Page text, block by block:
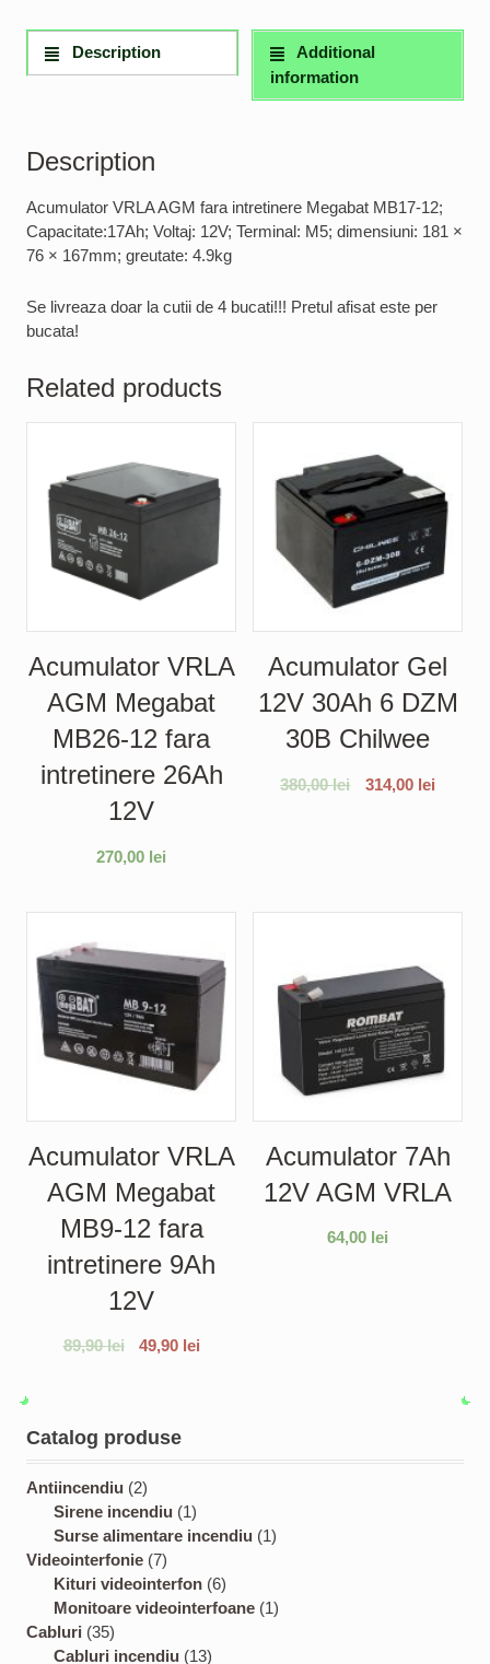
Description
Additional
information
Description
Acumulator VRLA AGM fara intretinere Megabat MB17-12;
Capacitate:17Ah; Voltaj: 12V; Terminal: M5; dimensiuni: 181 ×
76 × 167mm; greutate: 4.9kg
Se livreaza doar la cutii de 4 bucati!!! Pretul afisat este per
bucata!
Related products
Acumulator VRLA
AGM Megabat
MB26-12 fara
intretinere 26Ah
12V
270,00 lei
Acumulator Gel
12V 30Ah 6 DZM
30B Chilwee
380,00lei 314,00 lei
Acumulator VRLA
AGM Megabat
MB9-12 fara
intretinere 9Ah
12V
89,90lei 49,90 lei
Acumulator 7Ah
12V AGM VRLA
64,00 lei
Catalog produse
Antiincendiu 22
p
r
o
d
u
t
Sirene incendiu 11
p
o
d
c
Surse alimentare incendiu 11
o
Videointerfonie 77
p
r
d
Kituri videointerfon 66
p
Monitoare videointerfoane 11
Cabluri 353
5
Cabluri incendiu 131